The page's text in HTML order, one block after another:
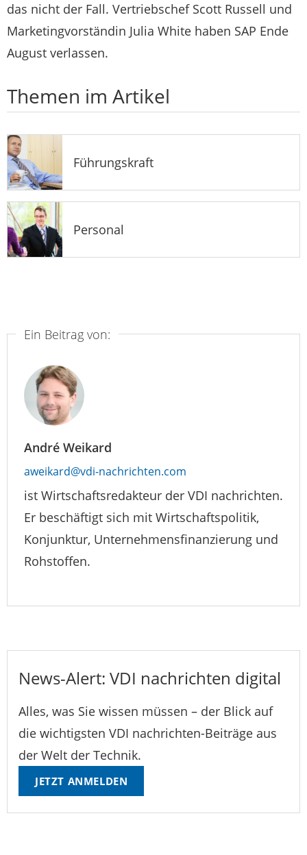
das nicht der Fall. Vertriebschef Scott Russell und
Marketingvorständin Julia White haben SAP Ende
August verlassen.
Themen im Artikel
Führungskraft
Personal
Ein Beitrag von:
André Weikard
aweikard@vdi-nachrichten.com
ist Wirtschaftsredakteur der VDI nachrichten.
Er beschäftigt sich mit Wirtschaftspolitik,
Konjunktur, Unternehmensfinanzierung und
Rohstoffen.
News-Alert: VDI nachrichten digital
Alles, was Sie wissen müssen – der Blick auf
die wichtigsten VDI nachrichten-Beiträge aus
der Welt der Technik.
JETZT ANMELDEN